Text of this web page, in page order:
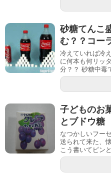
砂糖てんこ
む？？コー
冷えていれば冷
に何本も何リッ
分？？ 砂糖中毒
子どものお
とブドウ糖
なつかしいフー
送られて来た、
こう書いてピン